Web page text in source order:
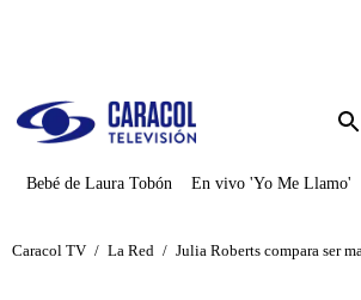
Bebé de Laura Tobón En vivo 'Yo Me Llamo'
Caracol TV / La Red / Julia Roberts compara ser